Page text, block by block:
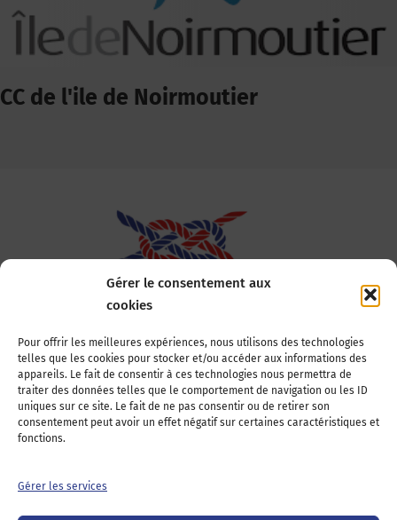
Gérer le consentement aux
cookies
Pour offrir les meilleures expériences, nous utilisons des technologies
telles que les cookies pour stocker et/ou accéder aux informations des
appareils. Le fait de consentir à ces technologies nous permettra de
traiter des données telles que le comportement de navigation ou les ID
uniques sur ce site. Le fait de ne pas consentir ou de retirer son
consentement peut avoir un effet négatif sur certaines caractéristiques et
fonctions.
Gérer les services
CC de l'ile de Noirmoutier
Association Nationale des Elus des Littoraux
22, boulevard de la Tour-Maubourg
75007 Paris
Tél : 01 44 11 11 70
E-mail : anel-secretariat@anel.asso.fr
Devenez adhérents